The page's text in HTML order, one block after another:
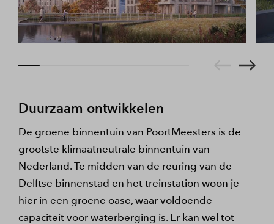
Duurzaam ontwikkelen
De groene binnentuin van PoortMeesters is de
grootste klimaatneutrale binnentuin van
Nederland. Te midden van de reuring van de
Delftse binnenstad en het treinstation woon je
hier in een groene oase, waar voldoende
capaciteit voor waterberging is. Er kan wel tot